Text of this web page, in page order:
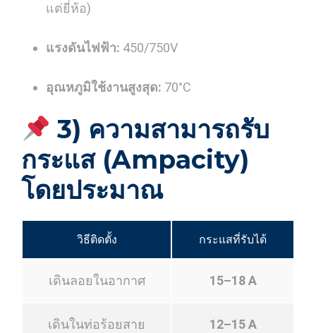
แต่ยี่ห้อ)
แรงดันไฟฟ้า: 450/750V
อุณหภูมิใช้งานสูงสุด: 70°C
3) ความสามารถรับ
กระแส (Ampacity)
โดยประมาณ
วิธีติดตั้ง กระแสที่รับได้
เดินลอยในอากาศ 15–18 A
เดินในท่อร้อยสาย 12–15 A